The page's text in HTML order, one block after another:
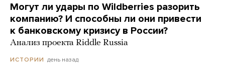
Могут ли удары по Wildberries разорить
компанию? И способны ли они привести
к банковскому кризису в России?
Анализ проекта Riddle Russia
ИСТОРИИ день назад